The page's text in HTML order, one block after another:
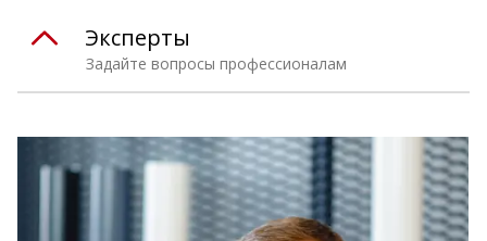
Задайте вопросы профессионалам
Эксперты